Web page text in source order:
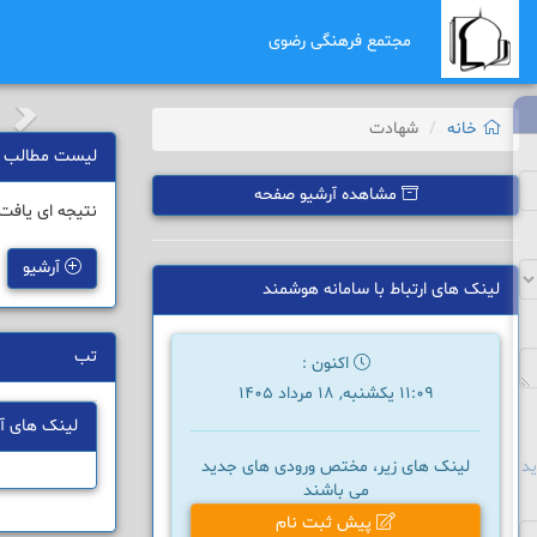
مجتمع فرهنگی رضوی
لیست مطالب
نتیجه ای
آرشیو
تب
لینک های
خانه شهادت
مشاهده آرشیو صفحه
لینک های ارتباط با سامانه هوشمند
اکنون :
11:09 یکشنبه, 18 مرداد 1405
لینک های زیر، مختص ورودی های جدید
می باشند
پیش ثبت نام